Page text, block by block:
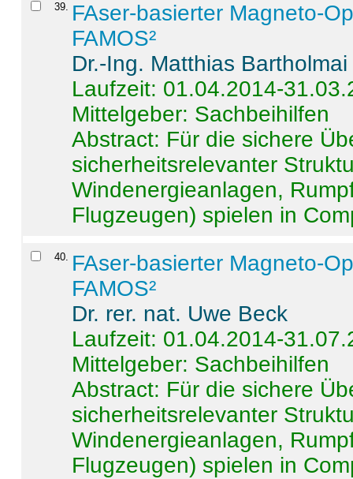
39. FAser-basierter Magneto-
FAMOS²
Dr.-Ing. Matthias Bartholmai
Laufzeit: 01.04.2014-
Mittelgeber: Sachbeihilfen
Abstract: Für die sichere
sicherheitsrelevanter
Windenergieanlagen,
Flugzeugen) spielen in
40. FAser-basierter Magneto-
FAMOS²
Dr. rer. nat. Uwe Beck
Laufzeit: 01.04.2014-
Mittelgeber: Sachbeihilfen
Abstract: Für die sichere
sicherheitsrelevanter
Windenergieanlagen,
Flugzeugen) spielen in